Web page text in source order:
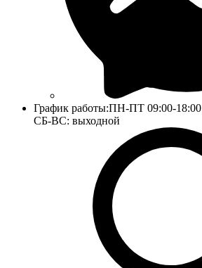
График работы:ПН-ПТ 09:00-18:00
СБ-ВС: выходной